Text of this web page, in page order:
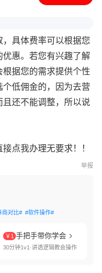
具体费率可以根据您
惠。若您有兴趣了解
据您的需求提供个性
低佣金的，因为去营
还不能调整，所以说
点我办理无要求！！
举报
商对比# #软件操作#
￥1 手把手带你学会
30分钟1v1·讲透逻辑教会操作